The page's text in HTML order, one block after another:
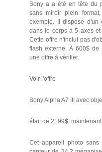
Sony a a été en tête du
sans miroir plein
exemple. Il dispose d'un
dans le corps à 5 axes
Cette offre n'inclut pas
flash externe. À 600$ de
une offre à vérifier.
Voir l'offre
Sony Alpha A7 III avec
était de 2199$,
Cet appareil photo sans